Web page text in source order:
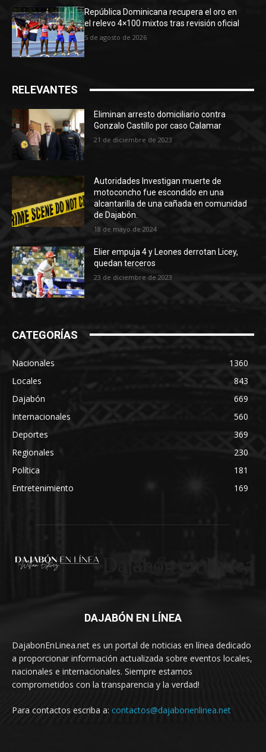
República Dominicana recupera el oro en
el relevo 4×100 mixtos tras revisión oficial
5 de agosto de 2026
RELEVANTES
Eliminan arresto domiciliario contra
Gonzalo Castillo por caso Calamar
21 de diciembre de 2023
Autoridades Investigan muerte de
motoconcho fue escondido en una
alcantarilla de una cañada en comunidad
de Dajabón.
18 de mayo de 2024
Elier empuja 4 y Leones derrotan Licey,
quedan terceros
23 de diciembre de 2023
CATEGORÍAS
Nacionales
1360
Locales
843
Dajabón
669
Internacionales
560
Deportes
369
Regionales
230
Política
181
Entretenimiento
169
DAJABÓN EN LÍNEA
DajabonEnLinea.net es un portal de noticias en línea dedicado
a proporcionar información actualizada sobre eventos locales,
nacionales e internacionales. Siempre estamos
comprometidos con la transparencia y la verdad!
Para contactos escriba a: contactos@dajabonenlinea.net